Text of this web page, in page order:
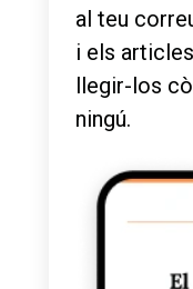
al teu
i els
llegir-los
ningú.